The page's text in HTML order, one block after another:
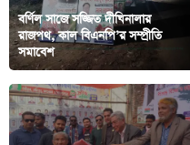
বর্ণিল সাজে সজ্জিত দীঘিনালার
রাজপথ, কাল বিএনপি’র সম্প্রীতি
সমাবেশ